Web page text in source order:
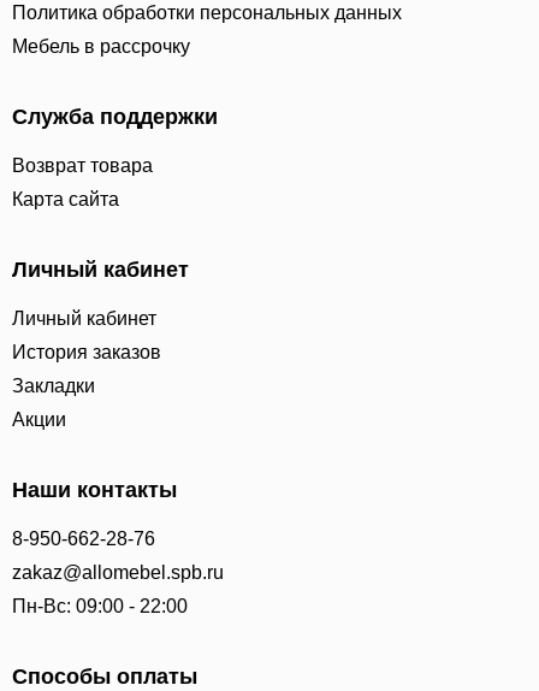
Политика обработки персональных данных
Мебель в рассрочку
Служба поддержки
Возврат товара
Карта сайта
Личный кабинет
Личный кабинет
История заказов
Закладки
Акции
Наши контакты
8-950-662-28-76
zakaz@allomebel.spb.ru
Пн-Вс: 09:00 - 22:00
Способы оплаты